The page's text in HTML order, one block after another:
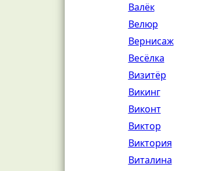
Валёк
Велюр
Вернисаж
Весёлка
Визитёр
Викинг
Виконт
Виктор
Виктория
Виталина